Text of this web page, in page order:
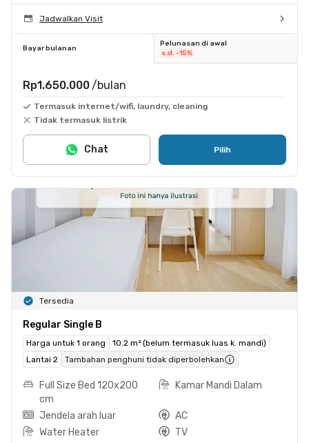
Jadwalkan Visit
Bayar bulanan
Pelunasan di awal
s.d. -15%
Rp1.650.000 /bulan
Termasuk internet/wifi, laundry, cleaning
Tidak termasuk listrik
Pilih
Chat
Tersedia
Regular Single B
Harga untuk 1 orang
10.2 m² (belum termasuk luas k. mandi)
Lantai 2
Tambahan penghuni tidak diperbolehkan
Full Size Bed 120x200
cm
Kamar Mandi Dalam
Jendela arah luar
AC
Water Heater
TV